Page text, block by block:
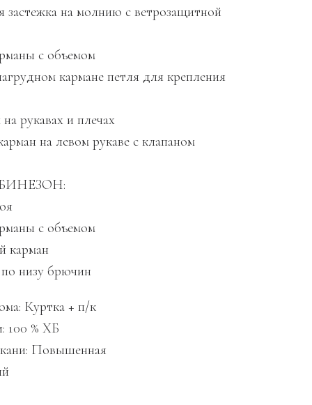
застежка на молнию с ветрозащитной
с объемом
кармане петля для крепления
рукавах и плечах
на левом рукаве с клапаном
с объемом
карман
низу брючин
Куртка + п/к
100 % ХБ
Повышенная